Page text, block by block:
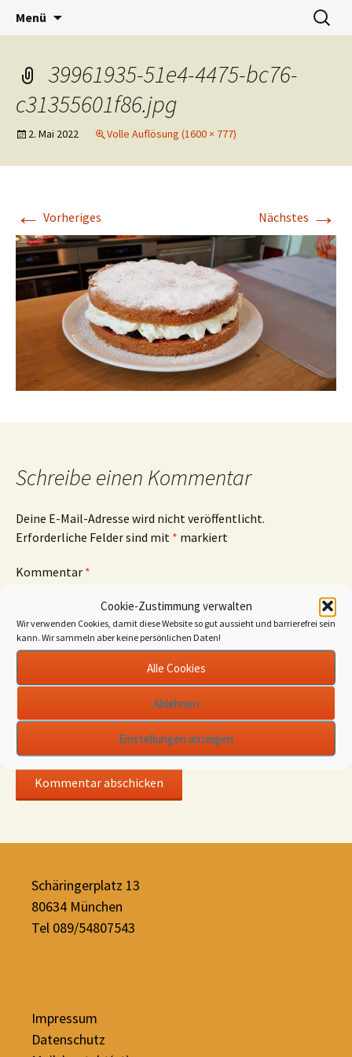
Cookie-Zustimmung verwalten
Wir verwenden Cookies, damit diese Website so gut aussieht und barrierefrei sein
kann. Wir sammeln aber keine persönlichen Daten!
Alle Cookies
Ablehnen
Einstellungen anzeigen
Café Wohnwerk
Wohnwerk München e.V.
Menü
Suchen
nach:
39961935-51e4-4475-bc76-
c31355601f86.jpg
2. Mai 2022 Volle Auflösung (1600 × 777)
← Vorheriges Nächstes →
Schreibe einen Kommentar
Deine E-Mail-Adresse wird nicht veröffentlicht.
Erforderliche Felder sind mit * markiert
Kommentar *
Name*
E-Mail-Adresse
Schäringerplatz 13
80634 München
Tel 089/54807543
Impressum
Datenschutz